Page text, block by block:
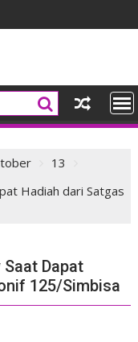
13
Hadiah dari Satgas
Dapat
125/Simbisa